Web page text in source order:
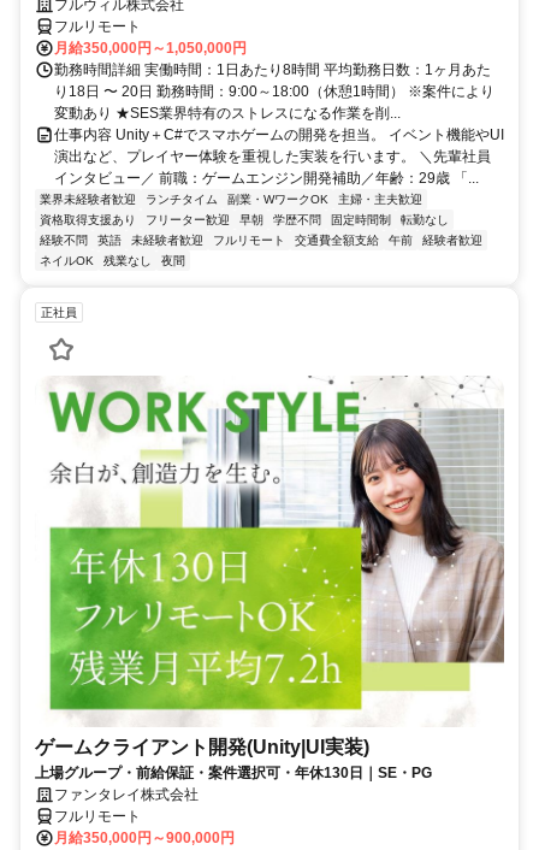
フルウィル株式会社
フルリモート
月給350,000円～1,050,000円
勤務時間詳細 実働時間：1日あたり8時間 平均勤務日数：1ヶ月あた
り18日 〜 20日 勤務時間：9:00～18:00（休憩1時間） ※案件により
変動あり ★SES業界特有のストレスになる作業を削...
仕事内容 Unity＋C#でスマホゲームの開発を担当。 イベント機能やUI
演出など、プレイヤー体験を重視した実装を行います。 ＼先輩社員
インタビュー／ 前職：ゲームエンジン開発補助／年齢：29歳 「...
業界未経験者歓迎 ランチタイム 副業・WワークOK
主婦・主夫歓迎
資格取得支援あり
フリーター歓迎 早朝 学歴不問 固定時間制
転勤なし
経験不問
英語 未経験者歓迎 フルリモート 交通費全額支給 午前
経験者歓迎
ネイルOK
残業なし 夜間
正社員
ゲームクライアント開発(Unity|UI実装)
上場グループ・前給保証・案件選択可・年休130日｜SE・PG
ファンタレイ株式会社
フルリモート
月給350,000円～900,000円